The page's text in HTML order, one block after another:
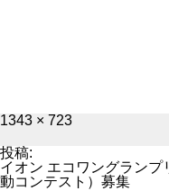
フ
サ
イ
ズ
1343 × 723
投稿:
イオン エコワングラン
動コンテスト）募集